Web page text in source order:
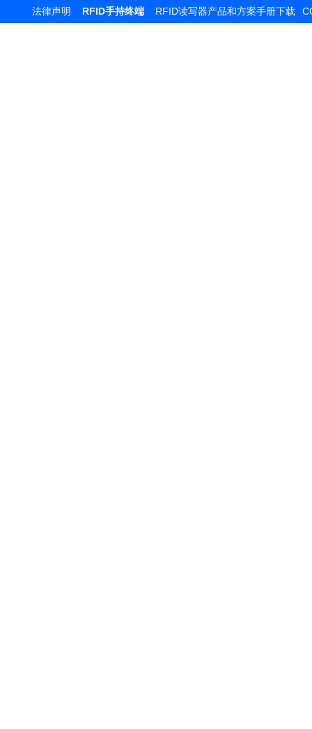
法律声明 RFID手持终端 RFID读写器产品和方案手册下载